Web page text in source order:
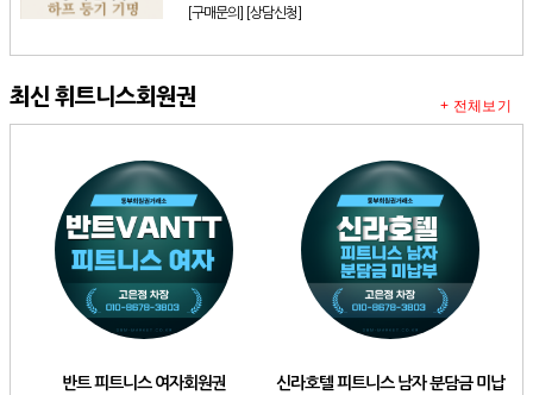
[구매문의] [상담신청]
최신 휘트니스회원권
반트 피트니스 여자회원권 신라호텔 피트니스 남자 분담금 미납
+ 전체보기